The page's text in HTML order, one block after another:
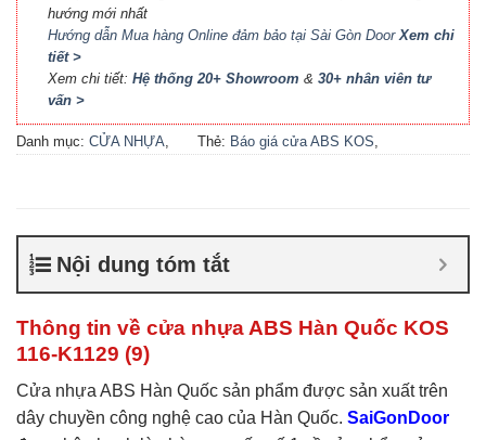
hướng mới nhất
Hướng dẫn Mua hàng Online đảm bảo tại Sài Gòn DoorXem chi
tiết >
Xem chi tiết: Hệ thống 20+ Showroom & 30+ nhân viên tư
vấn >
Danh mục: CỬA NHỰA,
Thẻ: Báo giá cửa ABS KOS,
nhựa ABS Hàn Quốc là gì
Cửa nhựa ABS Hàn Quốc
tại TP Vĩnh,Cửa nhựa ABS
nhựa ABS KOS
Nội dung tóm tắt
Thông tin về cửa nhựa ABS Hàn Quốc KOS
116-K1129 (9)
Cửa nhựa ABS Hàn Quốc sản phẩm được sản xuất trên
dây chuyền công nghệ cao của Hàn Quốc. SaiGonDoor